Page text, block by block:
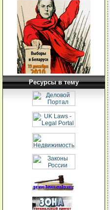
Ресурсы в тему